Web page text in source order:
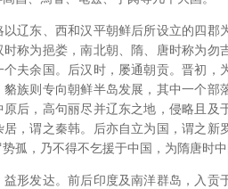
以辽东、西和汉平朝鲜后所设立的四
时称为挹娄，南北朝、隋、唐时称为
夫余国。后汉时，屡通朝贡。晋初
族则专向朝鲜半岛发展，其中一个
原后，高句丽尽并辽东之地，侵略且及
居，谓之秦韩。后亦自立为国，谓之
孤，乃不得不乞援于中国，为隋唐时
形发达。前后印度及南洋群岛，入贡